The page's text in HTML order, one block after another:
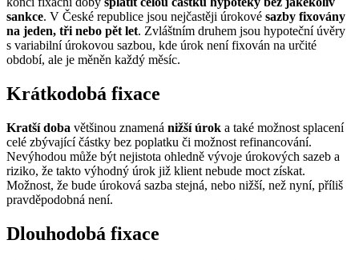
sankce. V České republice jsou nejčastěji úrokové sazby fixovány
na jeden, tři nebo pět let. Zvláštním druhem jsou hypoteční úvěry
s variabilní úrokovou sazbou, kde úrok není fixován na určité
období, ale je měněn každý měsíc.
Krátkodobá fixace
Kratší doba většinou znamená nižší úrok a také možnost splacení
celé zbývající částky bez poplatku či možnost refinancování.
Nevýhodou může být nejistota ohledně vývoje úrokových sazeb a
riziko, že takto výhodný úrok již klient nebude moct získat.
Možnost, že bude úroková sazba stejná, nebo nižší, než nyní, příliš
pravděpodobná není.
Dlouhodobá fixace